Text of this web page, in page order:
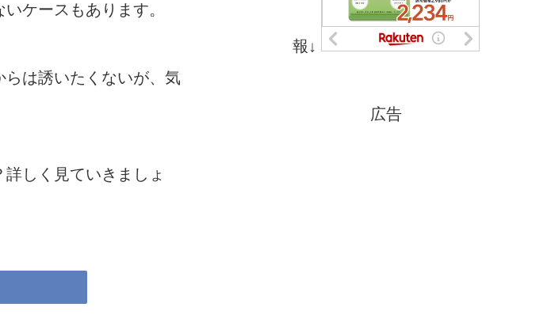
ケースもあります。
は誘いたくないが、気
しく見ていきましょ
報↓
広告